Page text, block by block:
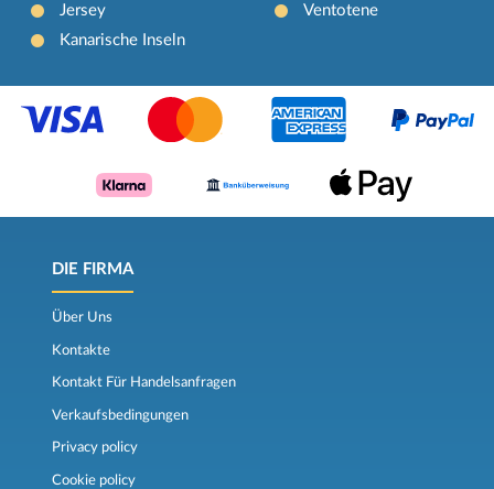
Jersey
Kanarische Inseln
Ventotene
DIE FIRMA
Über Uns
Kontakte
Kontakt Für Handelsanfragen
Verkaufsbedingungen
Privacy policy
Cookie policy